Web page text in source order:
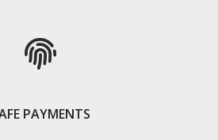
PAYMENTS